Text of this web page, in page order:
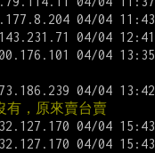
有，原來賣台賣